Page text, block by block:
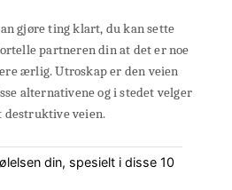
gjøre ting klart, du kan sette
partneren din at det er noe
ærlig. Utroskap er den veien
alternativene og i stedet velger
destruktive veien.
din, spesielt i disse 10